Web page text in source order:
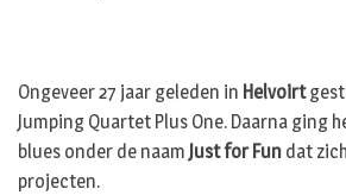
Ongeveer 27 jaar geleden in Helvoirt
Jumping Quartet Plus One. Daarna ging
blues onder de naam Just for Fun dat
projecten.